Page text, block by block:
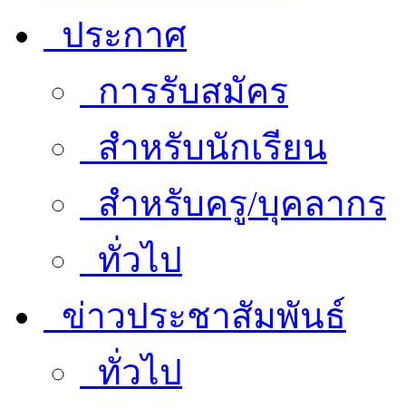
ประกาศ
การรับสมัคร
สำหรับนักเรียน
สำหรับครู/บุคลากร
ทั่วไป
ข่าวประชาสัมพันธ์
ทั่วไป